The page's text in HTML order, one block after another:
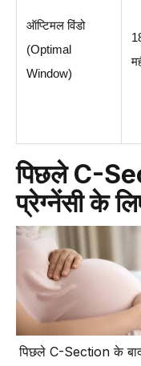
ऑप्टिमल विंडो
(Optimal
Window)
पिछले C-
प्रेग्नेंसी के
पिछले C-Section के बाद